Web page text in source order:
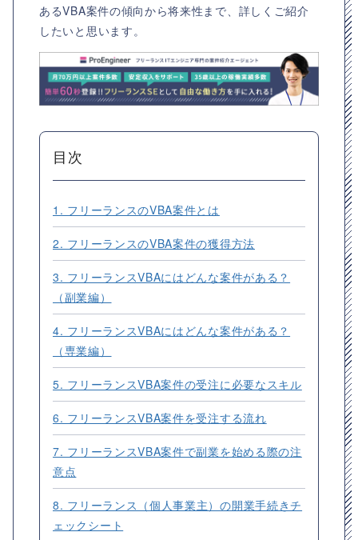
あるVBA案件の傾向から将来性まで、詳しくご紹介
したいと思います。
目次
1. フリーランスのVBA案件とは
2. フリーランスのVBA案件の獲得方法
3. フリーランスVBAにはどんな案件がある？
（副業編）
4. フリーランスVBAにはどんな案件がある？
（専業編）
5. フリーランスVBA案件の受注に必要なスキル
6. フリーランスVBA案件を受注する流れ
7. フリーランスVBA案件で副業を始める際の注
意点
8. フリーランス（個人事業主）の開業手続きチ
ェックシート